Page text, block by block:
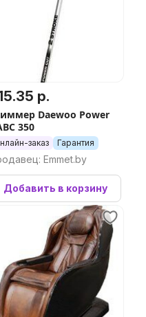
р.
Daewoo Power
350
заказ Гарантия
Emmet.by
Добавить в корзину